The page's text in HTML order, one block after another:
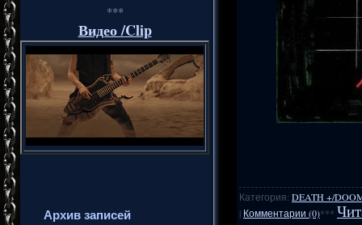
***
Видео /Clip
Архив записей
Категория: DEATH +/
| Комментарии (0)***